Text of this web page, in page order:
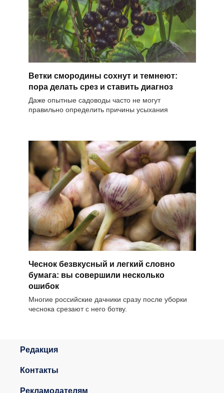
Ветки смородины сохнут и темнеют:
пора делать срез и ставить диагноз
Даже опытные садоводы часто не могут
правильно определить причины усыхания
Чеснок безвкусный и легкий словно
бумага: вы совершили несколько
ошибок
Многие российские дачники сразу после уборки
чеснока срезают с него ботву.
Редакция
Контакты
Рекламодателям